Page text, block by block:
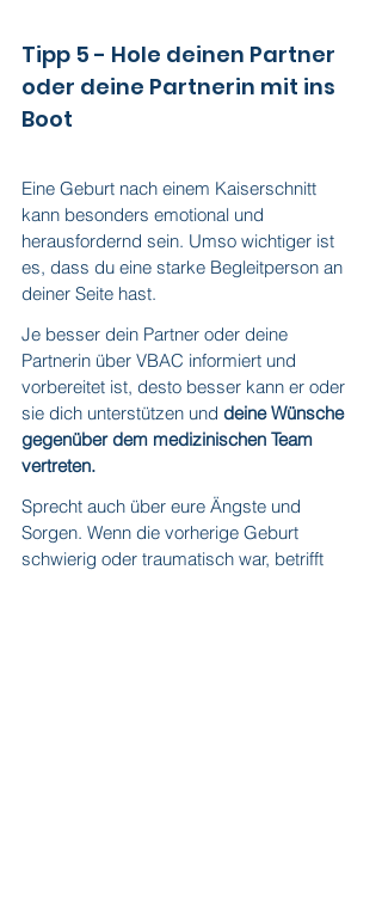
Tipp 5 - Hole deinen Partner
oder deine Partnerin mit ins
Boot
Eine Geburt nach einem Kaiserschnitt
kann besonders emotional und
herausfordernd sein. Umso wichtiger ist
es, dass du eine starke Begleitperson an
deiner Seite hast.
Je besser dein Partner oder deine
Partnerin über VBAC informiert und
vorbereitet ist, desto besser kann er oder
sie dich unterstützen und deine Wünsche
gegenüber dem medizinischen Team
vertreten.
Sprecht auch über eure Ängste und
Sorgen. Wenn die vorherige Geburt
schwierig oder traumatisch war, betrifft